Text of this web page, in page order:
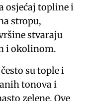
osjećaj topline i
stropu,
stvaraju
i okolinom.
su tople i
tonova i
zelene. Ove